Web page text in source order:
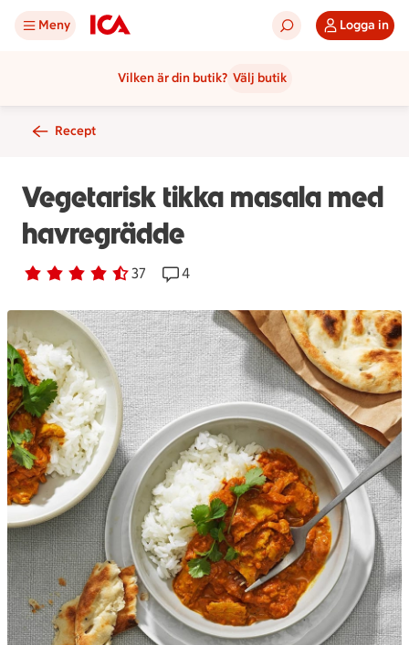
Meny Logga in
Vilken är din butik? Välj butik
Recept
Vegetarisk tikka masala med
havregrädde
Betyg 4.1 av 5. 37
37 personer har röstatReceptet har 4 kommentarer
4